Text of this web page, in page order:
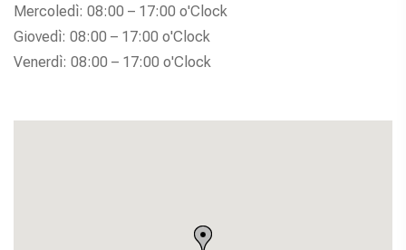
Mercoledì: 08:00 – 17:00 o'Clock
Giovedì: 08:00 – 17:00 o'Clock
Venerdì: 08:00 – 17:00 o'Clock